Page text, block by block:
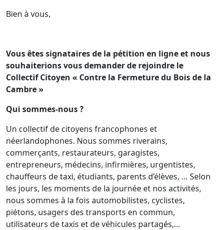
Bien à vous,
Vous êtes signataires de la pétition en ligne et nous
souhaiterions vous demander de rejoindre le
Collectif Citoyen « Contre la Fermeture du Bois de la
Cambre »
Qui sommes-nous ?
Un collectif de citoyens francophones et
néerlandophones. Nous sommes riverains,
commerçants, restaurateurs, garagistes,
entrepreneurs, médecins, infirmières, urgentistes,
chauffeurs de taxi, étudiants, parents d’élèves, … Selon
les jours, les moments de la journée et nos activités,
nous sommes à la fois automobilistes, cyclistes,
piétons, usagers des transports en commun,
utilisateurs de taxis et de véhicules partagés,…